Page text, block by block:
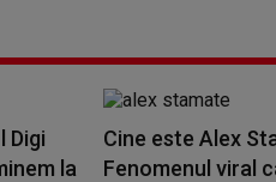
Digi
la
Cine este Alex
Fenomenul viral